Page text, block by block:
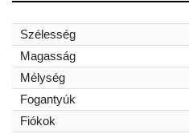
Szélesség
Magasság
Mélység
Fogantyúk
Fiókok